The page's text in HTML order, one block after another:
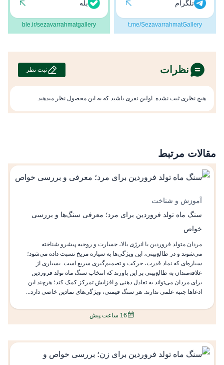
تلگرام
t.me/SezavarrahmatGallery
بله
ble.ir/sezavarrahmatgallery
نظرات ثبت نظر
هیچ نظری ثبت نشده. اولین نفری باشید که به این محصول نظر میدهید.
مقالات مرتبط
آموزش و شناخت
سنگ ماه تولد فروردین برای مرد؛ معرفی سنگ‌ها و بررسی
خواص
مردان متولد فروردین با انرژی بالا، جسارت و روحیه پیشرو شناخته
می‌شوند و در طالع‌بینی، این ویژگی‌ها به سیاره مریخ نسبت داده می‌شود؛
سیاره‌ای که نماد قدرت، حرکت و تصمیم‌گیری سریع است. بسیاری از
علاقه‌مندان به طالع‌بینی بر این باورند که انتخاب سنگ ماه تولد فروردین
برای مردان می‌تواند به تعادل ذهنی و افزایش تمرکز کمک کند؛ هرچند این
ادعاها جنبه علمی ندارند. هر سنگ قیمتی، ویژگی‌های نمادین خاصی دارد...
16 ساعت پیش